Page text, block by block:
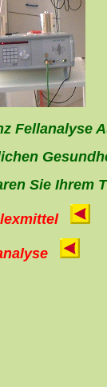
Fellanalyse
Sie Ihrem